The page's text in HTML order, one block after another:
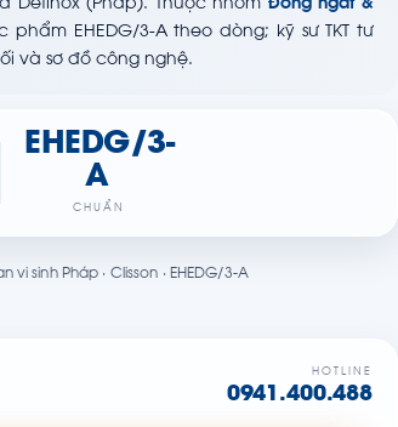
(Pháp). Thuộc nhóm Đóng ngắt &
EHEDG/3-A theo dòng; kỹ sư TKT tư
và sơ đồ công nghệ.
EHEDG/3-
A
CHUẨN
vi sinh Pháp · Clisson · EHEDG/3-A
HOTLINE
0941.400.488